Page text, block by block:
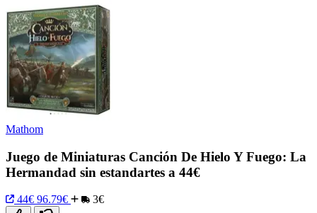
Mathom
Juego de Miniaturas Canción De Hielo Y Fuego: La
Hermandad sin estandartes a 44€
44€ 96.79€ 3€